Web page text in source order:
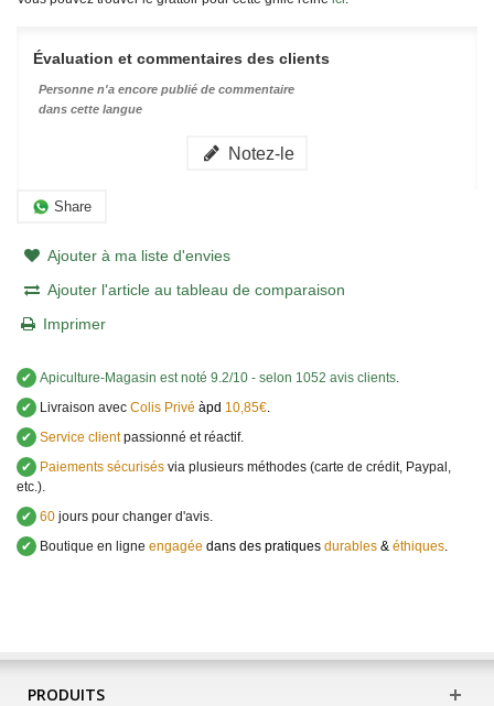
Évaluation et commentaires des clients
Personne n'a encore publié de commentaire
dans cette langue
Notez-le
Share
Ajouter à ma liste d'envies
Ajouter l'article au tableau de comparaison
Imprimer
✔ Apiculture-Magasin est noté 9.2/10 - selon 1052 avis clients.
✔
Livraison avec Colis Privé àpd 10,85€.
✔ Service clientpassionné et réactif.
✔
Paiements sécurisés via plusieurs méthodes (carte de crédit, Paypal,
etc.).
✔ 60 jours pour changer d'avis.
✔
Boutique en ligne engagée dans des pratiques durables & éthiques.
PRODUITS